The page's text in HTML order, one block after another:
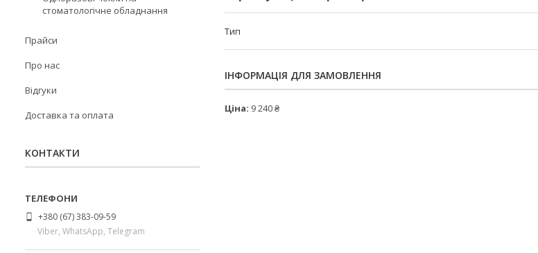
Тип
ІНФОРМАЦІЯ ДЛЯ ЗАМОВЛЕННЯ
Ціна: 9 240 ₴
стоматологічне обладнання
Прайси
Про нас
Відгуки
Доставка та оплата
КОНТАКТИ
+380 (67) 383-09-59
Viber, WhatsApp, Telegram